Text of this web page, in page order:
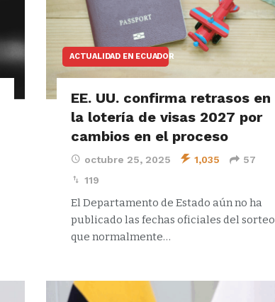
ACTUALIDAD EN ECUADOR
EE. UU. confirma retrasos en
la lotería de visas 2027 por
cambios en el proceso
octubre 25, 2025 1,035
57
119
El Departamento de Estado aún no ha
publicado las fechas oficiales del sorteo,
que normalmente…